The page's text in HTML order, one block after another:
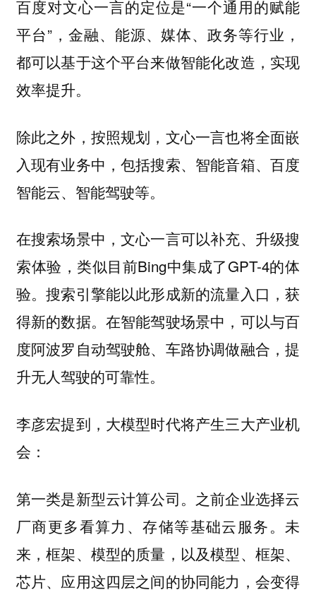
百度对文心一言的定位是“一个通用的赋能
平台”，金融、能源、媒体、政务等行业，
都可以基于这个平台来做智能化改造，实现
效率提升。
除此之外，按照规划，文心一言也将全面嵌
入现有业务中，包括搜索、智能音箱、百度
智能云、智能驾驶等。
在搜索场景中，文心一言可以补充、升级搜
索体验，类似目前Bing中集成了GPT-4的体
验。搜索引擎能以此形成新的流量入口，获
得新的数据。在智能驾驶场景中，可以与百
度阿波罗自动驾驶舱、车路协调做融合，提
升无人驾驶的可靠性。
李彦宏提到，大模型时代将产生三大产业机
会：
第一类是新型云计算公司。之前企业选择云
厂商更多看算力、存储等基础云服务。未
来，框架、模型的质量，以及模型、框架、
芯片、应用这四层之间的协同能力，会变得